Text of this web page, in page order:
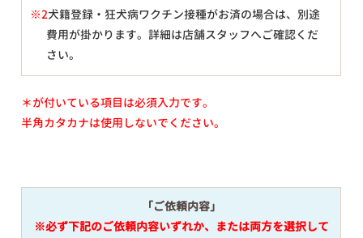
※2犬籍登録・狂犬病ワクチン接種がお済の場合は、別途
費用が掛かります。詳細は店舗スタッフへご確認くだ
さい。
＊が付いている項目は必須入力です。
半角カタカナは使用しないでください。
「ご依頼内容」
※必ず下記のご依頼内容いずれか、または両方を選択して